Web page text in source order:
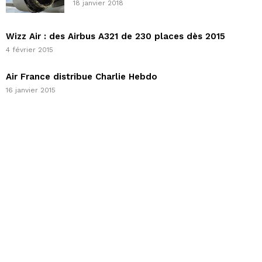
18 janvier 2018
Wizz Air : des Airbus A321 de 230 places dès 2015
4 février 2015
Air France distribue Charlie Hebdo
16 janvier 2015